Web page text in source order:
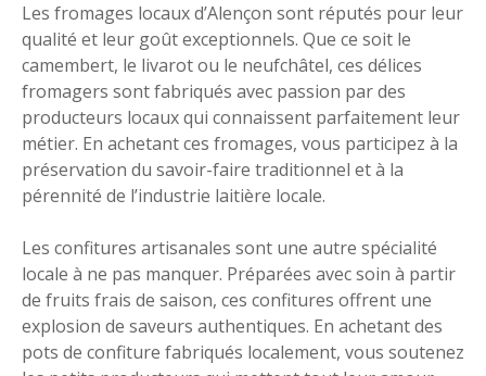
Les fromages locaux d’Alençon sont réputés pour leur
qualité et leur goût exceptionnels. Que ce soit le
camembert, le livarot ou le neufchâtel, ces délices
fromagers sont fabriqués avec passion par des
producteurs locaux qui connaissent parfaitement leur
métier. En achetant ces fromages, vous participez à la
préservation du savoir-faire traditionnel et à la
pérennité de l’industrie laitière locale.
Les confitures artisanales sont une autre spécialité
locale à ne pas manquer. Préparées avec soin à partir
de fruits frais de saison, ces confitures offrent une
explosion de saveurs authentiques. En achetant des
pots de confiture fabriqués localement, vous soutenez